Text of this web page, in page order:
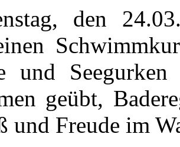
den
und
geübt,
und Freude im